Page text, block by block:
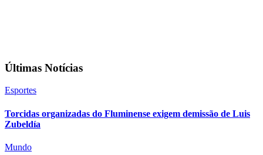
Últimas Notícias
Esportes
Torcidas organizadas do Fluminense exigem demissão de Luis
Zubeldía
Mundo